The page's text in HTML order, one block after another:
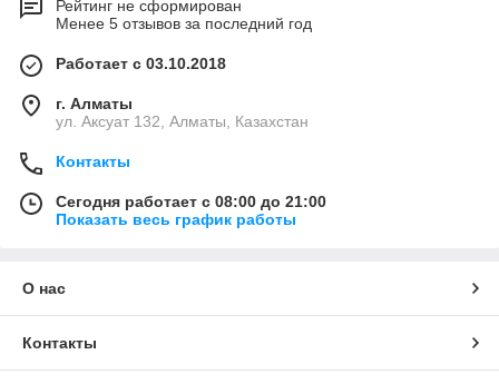
Рейтинг не сформирован
Менее 5 отзывов за последний год
Работает с 03.10.2018
г. Алматы
ул. Аксуат 132, Алматы, Казахстан
Контакты
Сегодня работает с 08:00 до 21:00
Показать весь график работы
О нас
Контакты